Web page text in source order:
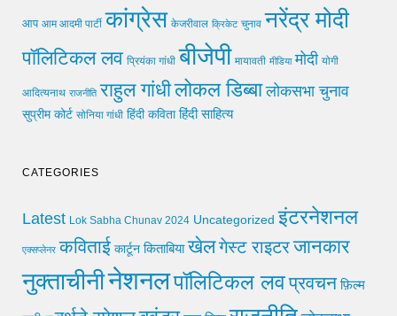
आप आम आदमी पार्टी कांग्रेस केजरीवाल क्रिकेट चुनाव नरेंद्र मोदी
पॉलिटिकल लव प्रियंका गांधी बीजेपी मायावती मीडिया मोदी योगी
आदित्यनाथ राजनीति राहुल गांधीलोकल डिब्बा लोकसभा चुनाव
सुप्रीम कोर्ट सोनिया गांधी हिंदी कविता हिंदी साहित्य
CATEGORIES
Latest Lok Sabha Chunav 2024 Uncategorized इंटरनेशनल
एक्सप्लेनर कविताई कार्टून किताबिया खेलगेस्ट राइटरजानकार
नुक्ताचीनीनेशनलपॉलिटिकल लवप्रवचन फ़िल्म